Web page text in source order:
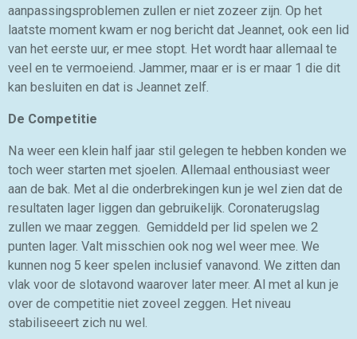
aanpassingsproblemen zullen er niet zozeer zijn. Op het
laatste moment kwam er nog bericht dat Jeannet, ook een lid
van het eerste uur, er mee stopt. Het wordt haar allemaal te
veel en te vermoeiend. Jammer, maar er is er maar 1 die dit
kan besluiten en dat is Jeannet zelf.
De Competitie
Na weer een klein half jaar stil gelegen te hebben konden we
toch weer starten met sjoelen. Allemaal enthousiast weer
aan de bak. Met al die onderbrekingen kun je wel zien dat de
resultaten lager liggen dan gebruikelijk. Coronaterugslag
zullen we maar zeggen. Gemiddeld per lid spelen we 2
punten lager. Valt misschien ook nog wel weer mee. We
kunnen nog 5 keer spelen inclusief vanavond. We zitten dan
vlak voor de slotavond waarover later meer. Al met al kun je
over de competitie niet zoveel zeggen. Het niveau
stabiliseeert zich nu wel.